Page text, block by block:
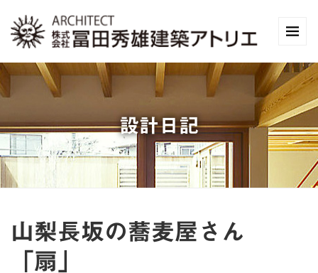
設計日記
山梨長坂の蕎麦屋さん
「扇」